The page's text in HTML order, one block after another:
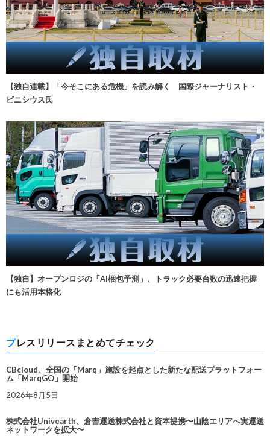
【独自連載】「今そこにある危機」を読み解く 国際ジャーナリスト・
ビニシウス氏
【独自】オープンロジの「AI梱包予測」、トラック必要台数の迅速把握
にも活用本格化
プレスリリースまとめてチェック
CBcloud、全国の「Marq」施設を起点とした新たな配送プラットフォー
ム「MarqGO」開始
2026年8月5日
株式会社Univearth、倉吉運送株式会社と資本提携〜山陰エリアへ実運送
ネットワークを拡大〜